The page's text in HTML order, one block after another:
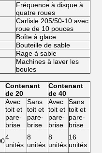
Fréquence à disque à
quatre roues
Carlisle 205/50-10 avec
roue de 10 pouces
Boîte à glace
Bouteille de sable
Rage à sable
Machines à laver les
boules
Contenant
de 20
Contenant
de 40
Avec
toit et
pare-
brise
Sans
toit et
pare-
brise
Avec
toit et
pare-
brise
Sans
toit et
pare-
brise
4
unités
8
unités
8
unités
16
unités